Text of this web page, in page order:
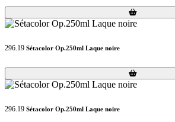
Loading...
Loading...
296.19 Sétacolor Op.250ml Laque noire
Loading...
Loading...
296.19 Sétacolor Op.250ml Laque noire